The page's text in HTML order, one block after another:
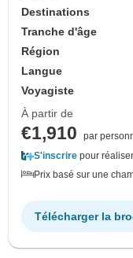
Destinations
Tranche d'âge
Région
Langue
Voyagiste
À partir de
€1,910
par
S'inscrire pour
Prix basé sur une
Télécharger la